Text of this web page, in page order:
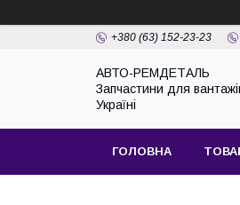
+380 (63) 152-23-23
АВТО-РЕМДЕТАЛЬ
Запчастини для
Україні
ГОЛОВНА